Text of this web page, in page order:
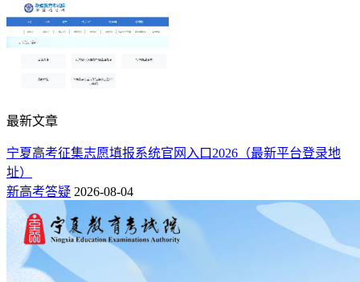
最新文章
宁夏高考征集志愿填报系统官网入口2026（最新平台登录地
址）
新高考答疑 2026-08-04